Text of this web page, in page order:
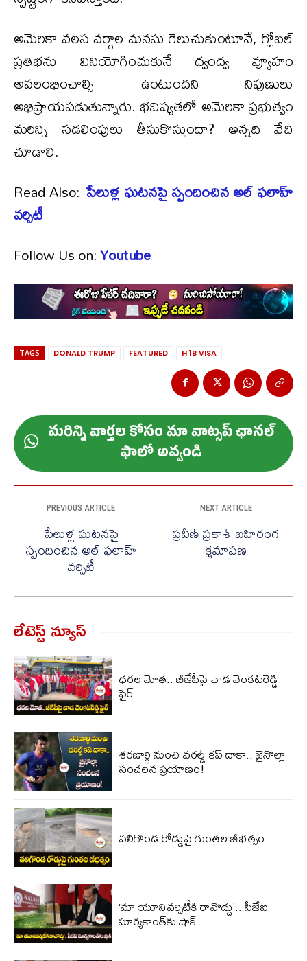
అమెరికా వలస వర్గాల మనసు గెలుచుకుంటూనే, గ్లోబల్‌
ప్రతిభను వినియోగించుకునే ద్వంద్వ వ్యూహం
అవలంభించాల్సి ఉంటుందని నిపుణులు
అభిప్రాయపడుతున్నారు. భవిష్యతలో అమెరికా ప్రభుత్వం
మరిన్ని సడలింపులు తీసుకొస్తుందా? అన్నది వేచి
చూడాలి.
Read Also:పేలుళ్ల ఘటనపై స్పందించిన అల్ ఫలాహ్
వర్సిటీ
Follow Us on:Youtube
TAGS DONALD TRUMP FEATURED H 1B VISA
మ‌రిన్ని వార్త‌ల కోసం మా వాట్స‌ప్ ఛాన‌ల్
ఫాలో అవ్వండి
PREVIOUS ARTICLE
పేలుళ్ల ఘటనపై
స్పందించిన అల్ ఫలాహ్
వర్సిటీ
NEXT ARTICLE
ప్రవీణ్ ప్రకాశ్ బహిరంగ
క్షమాపణ
లేటెస్ట్ న్యూస్‌
ధరల మోత.. బీజేపీపై చాడ వెంకటరెడ్డి
ఫైర్
శరణార్థి నుంచి వరల్డ్ కప్ దాకా.. జైనొల్లా
సంచలన ప్రయాణం!
వలిగొండ రోడ్డుపై గుంతల బీభత్సం
‘మా యూనివర్సిటీకి రావొద్దు’.. సీజేఐ
సూర్యకాంత్‌కు షాక్